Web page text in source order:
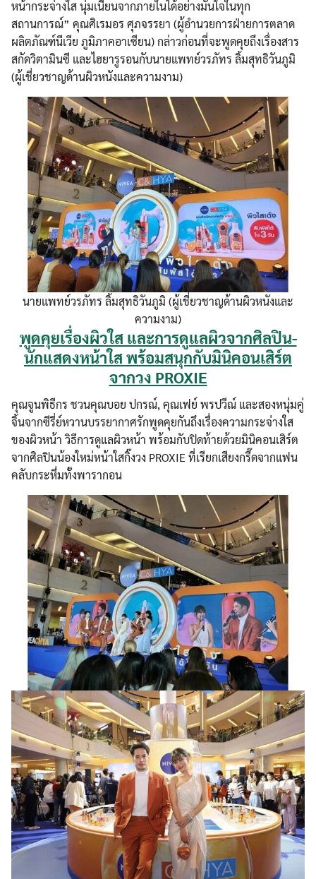
หน้ากระจ่างใส นุ่มเนียนจากภายในได้อย่างมั่นใจในทุก
สถานการณ์” คุณศิเรมอร ศุภจรรยา (ผู้อำนวยการฝ่ายการตลาด
ผลิตภัณฑ์นีเวีย ภูมิภาคอาเซียน) กล่าวก่อนที่จะพูดคุยถึงเรื่องสาร
สกัดวิตามินซี และไฮยารูรอนกับนายแพทย์วรภัทร ลิ้มสุทธิวันภูมิ
(ผู้เชี่ยวชาญด้านผิวหนังและความงาม)
นายแพทย์วรภัทร ลิ้มสุทธิวันภูมิ (ผู้เชี่ยวชาญด้านผิวหนังและ
ความงาม)
พูดคุยเรื่องผิวใส และการดูแลผิวจากศิลปิน-
นักแสดงหน้าใส พร้อมสนุกกับมินิคอนเสิร์ต
จากวง PROXIE
คุณจูนพิธีกร ชวนคุณบอย ปกรณ์, คุณเฟย์ พรปวีณ์ และสองหนุ่มคู่
จิ้นจากซีรี่ย์หวานบรรยากาศรักพูดคุยกันถึงเรื่องความกระจ่างใส
ของผิวหน้า วิธีการดูแลผิวหน้า พร้อมกับปิดท้ายด้วยมินิคอนเสิร์ต
จากศิลปินน้องใหม่หน้าใสกิ๊งวง PROXIE ที่เรียกเสียงกรึ๊ดจากแฟน
คลับกระหึ่มทั้งพารากอน